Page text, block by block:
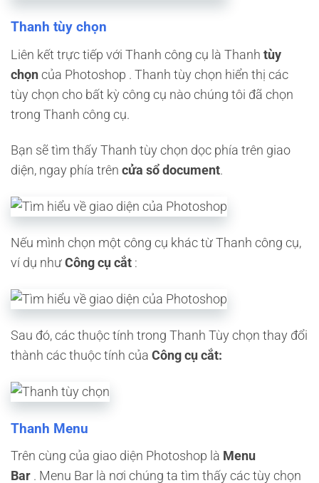
Thanh tùy chọn
Liên kết trực tiếp với Thanh công cụ là Thanh tùy
chọn của Photoshop . Thanh tùy chọn hiển thị các
tùy chọn cho bất kỳ công cụ nào chúng tôi đã chọn
trong Thanh công cụ.
Bạn sẽ tìm thấy Thanh tùy chọn dọc phía trên giao
diện, ngay phía trên cửa sổ document.
Nếu mình chọn một công cụ khác từ Thanh công cụ,
ví dụ như Công cụ cắt :
Sau đó, các thuộc tính trong Thanh Tùy chọn thay đổi
thành các thuộc tính của Công cụ cắt:
Thanh Menu
Trên cùng của giao diện Photoshop là Menu
Bar . Menu Bar là nơi chúng ta tìm thấy các tùy chọn